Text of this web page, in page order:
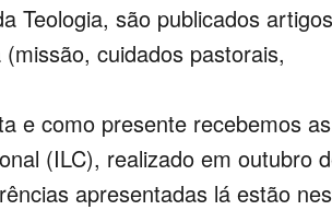
Teologia, são publicados artigos
cuidados pastorais,
e como presente recebemos as
(ILC), realizado em outubro
apresentadas lá estão